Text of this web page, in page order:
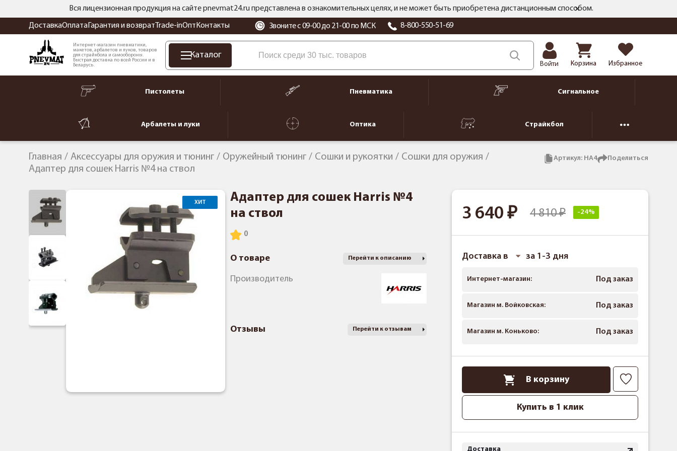
Вся лицензионная продукция на сайте pnevmat24.ru представлена в ознакомительных целях, и не может быть приобретена дистанционным способом.
ДоставкаОплата Гарантия и возврат Trade-inОпт Контакты Звоните с 09-00 до 21-00 по МСК 8-800-550-51-69
Интернет-магазин пневматики,
макетов, арбалетов и луков, товаров
для страйкбола и самообороны.
Быстрая доставка по всей России и в
Беларусь.
Каталог
Войти Корзина Избранное
Пистолеты Пневматика Сигнальное
Арбалеты и луки Оптика Страйкбол
Главная Аксессуары для оружия и тюнинг Оружейный тюнинг Сошки и рукоятки
Сошки для оружия
Адаптер для сошек Harris №4 на ствол
Артикул: HA4 Поделиться
ХИТ
Адаптер для сошек Harris №4
на ствол
О товаре Перейти к описанию
Производитель
Отзывы Перейти к отзывам
3 640 4 810 -24%
Доставка в за 1-3 дня
Интернет-магазин: Под заказ
Магазин м. Войковская: Под заказ
Магазин м. Коньково: Под заказ
В корзину
Купить в 1 клик
Доставка